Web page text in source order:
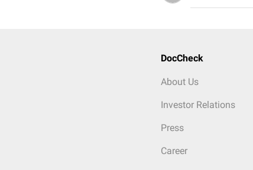
DocCheck
About Us
Investor Relations
Press
Career